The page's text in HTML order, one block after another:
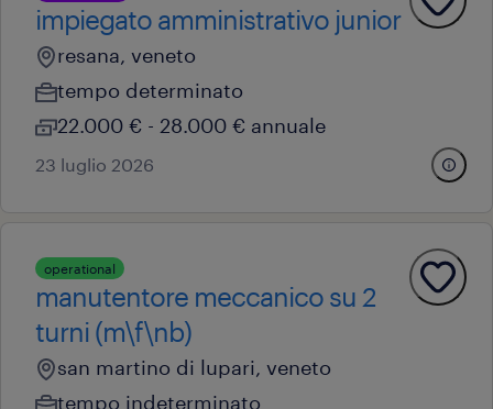
impiegato amministrativo junior
resana, veneto
tempo determinato
22.000 € - 28.000 € annuale
23 luglio 2026
operational
manutentore meccanico su 2
turni (m\f\nb)
san martino di lupari, veneto
tempo indeterminato